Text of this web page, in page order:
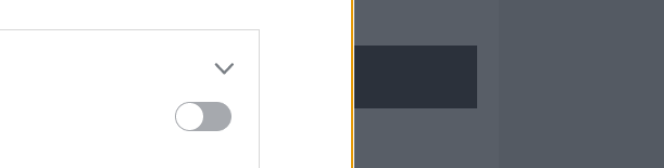
sito o
NECROLOGIE